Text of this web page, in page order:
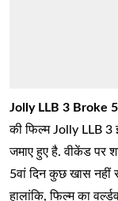
Jolly LLB 3 Broke
की फिल्म Jolly LLB 3
जमाए हुए है. वीकेंड पर
5वां दिन कुछ खास नहीं
हालांकि, फिल्म का